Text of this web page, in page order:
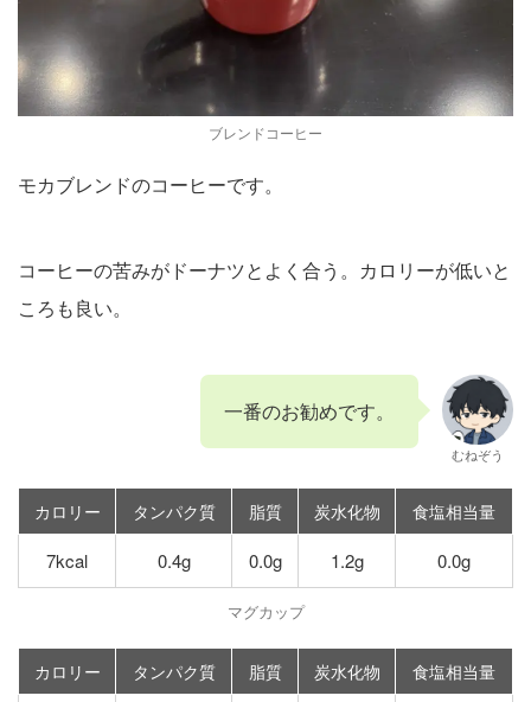
ブレンドコーヒー
モカブレンドのコーヒーです。
コーヒーの苦みがドーナツとよく合う。カロリーが低いと
ころも良い。
一番のお勧めです。
むねぞう
カロリー タンパク質 脂質 炭水化物
食塩相当量
7kcal
0.4g 0.0g 1.2g 0.0g
マグカップ
カロリー タンパク質 脂質 炭水化物
食塩相当量